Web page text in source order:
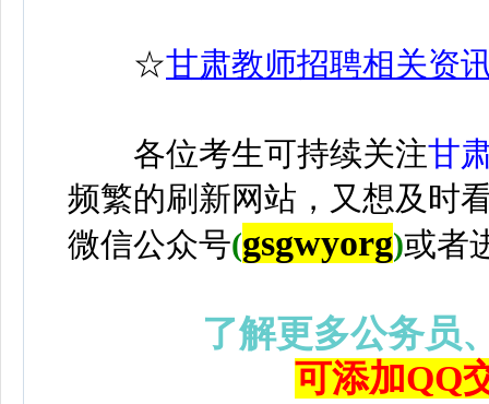
☆甘肃教师招聘相关资
各位考生可持续关注甘
频繁的刷新网站，又想及时
微信公众号(gsgwyorg)或者
了解更多公务员
可添加QQ